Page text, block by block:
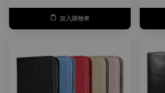
加入購物車